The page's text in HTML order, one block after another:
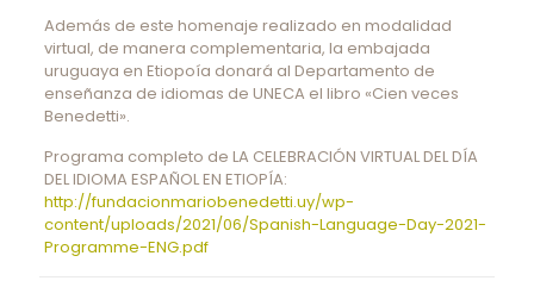
Además de este homenaje realizado en modalidad
virtual, de manera complementaria, la embajada
uruguaya en Etiopoía donará al Departamento de
enseñanza de idiomas de UNECA el libro «Cien veces
Benedetti».
Programa completo de LA CELEBRACIÓN VIRTUAL DEL DÍA
DEL IDIOMA ESPAÑOL EN ETIOPÍA:
http://fundacionmariobenedetti.uy/wp-
content/uploads/2021/06/Spanish-Language-Day-2021-
Programme-ENG.pdf